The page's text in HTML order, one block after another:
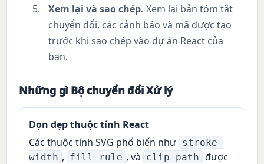
Xem lại và sao chép. Xem lại bản tóm tắt
chuyển đổi, các cảnh báo và mã được tạo
trước khi sao chép vào dự án React của
bạn.
Những gì Bộ chuyển đổi Xử lý
Dọn dẹp thuộc tính React
Các thuộc tính SVG phổ biến như stroke-
width , fill-rule , và clip-path được